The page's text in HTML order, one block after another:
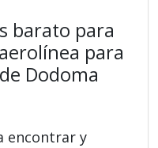
barato para
para
Dodoma
encontrar y